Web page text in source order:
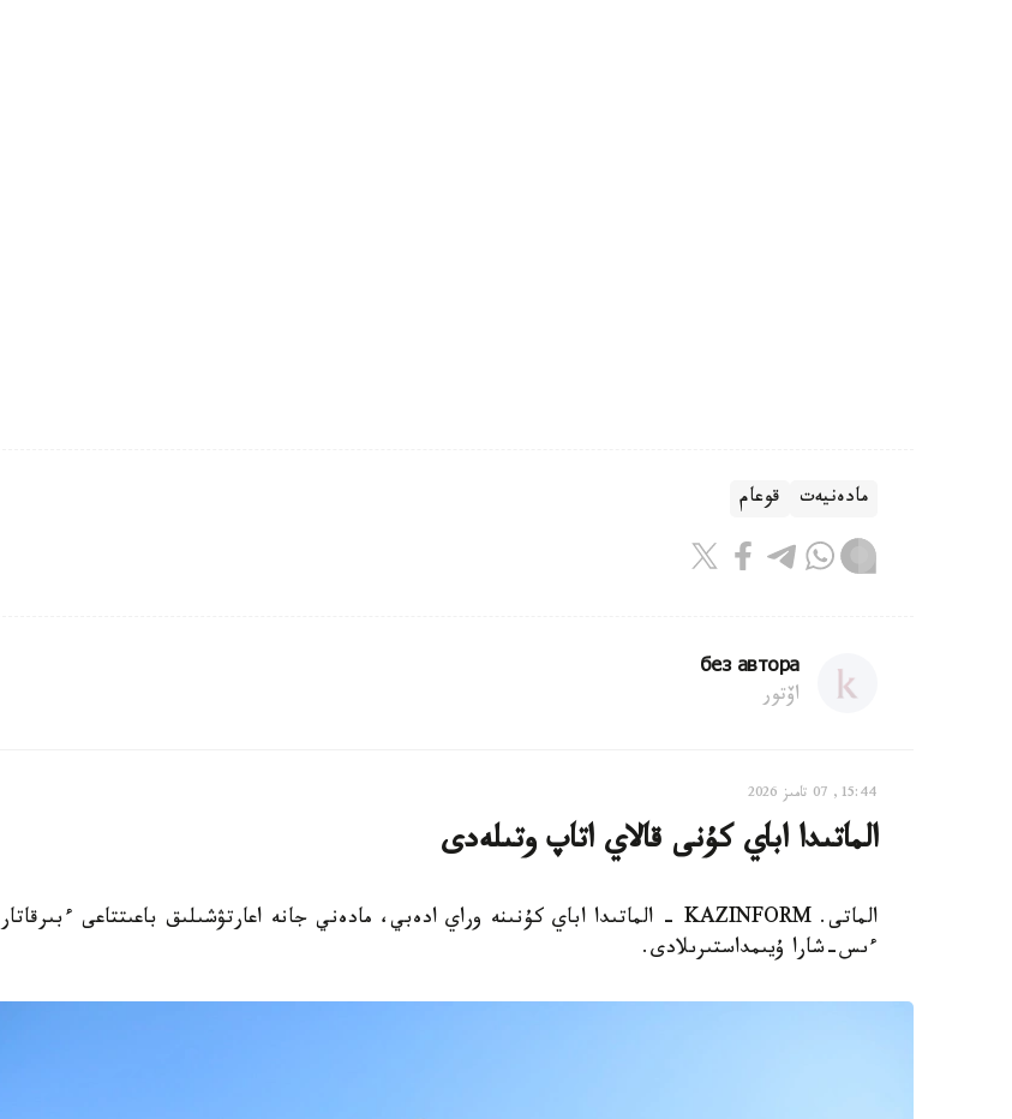
مادەنيەت قوعام
без автора
اۆتور
15:44, 07 تامىز 2026
الماتىدا اباي كۇنى قالاي اتاپ وتىلەدى
الماتى. KAZINFORM - الماتىدا اباي كۇنىنە وراي ادەبي، مادەني جانە اعارتۋشىلىق باعىتتاعى ءبىرقاتار
ءىس-شارا ۇيىمداستىرىلادى.